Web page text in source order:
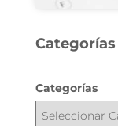
Categorías
Categorías